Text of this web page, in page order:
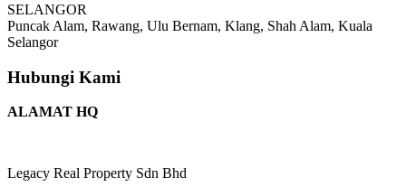
SELANGOR
Puncak Alam, Rawang, Ulu Bernam, Klang, Shah Alam, Kuala
Selangor
Hubungi Kami
ALAMAT HQ
Legacy Real Property Sdn Bhd